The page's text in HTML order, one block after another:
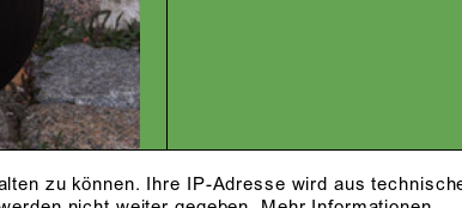
zu können. Ihre IP-Adresse wird aus